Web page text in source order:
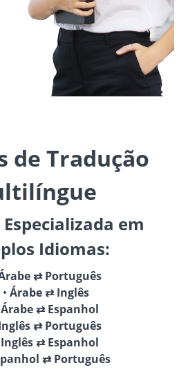
de Tradução
em
Idiomas:
⇄ Português
Árabe ⇄ Inglês
Árabe ⇄ Espanhol
⇄ Português
Inglês ⇄ Espanhol
⇄ Português